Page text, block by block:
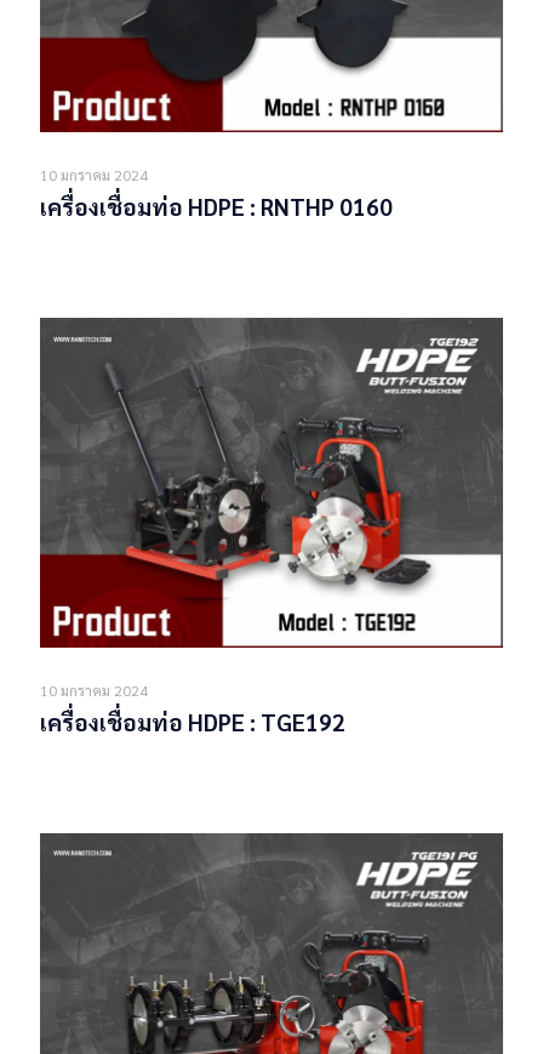
10 มกราคม 2024
เครื่องเชื่อมท่อ HDPE : RNTHP 0160
10 มกราคม 2024
เครื่องเชื่อมท่อ HDPE : TGE192